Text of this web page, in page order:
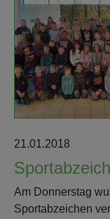
21.01.2018
Am Donnerstag
Sportabzeichen